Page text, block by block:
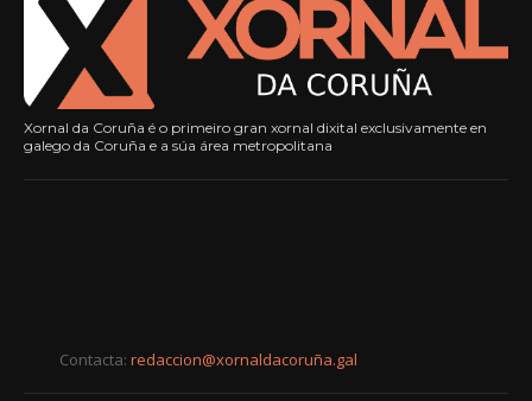
Xornal da Coruña é o primeiro gran xornal dixital exclusivamente en
galego da Coruña e a súa área metropolitana
Contacta: redaccion@xornaldacoruña.gal